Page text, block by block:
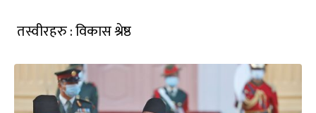
तस्वीरहरु : विकास श्रेष्ठ